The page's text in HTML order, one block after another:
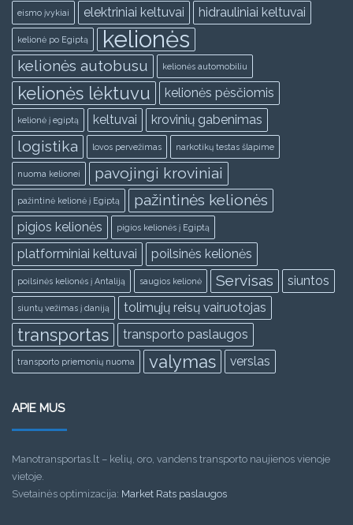
eismo įvykiai elektriniai keltuvai hidrauliniai keltuvai
kelionė po Egiptą kelionės
kelionės autobusu kelionės automobiliu
kelionės lėktuvu kelionės pėsčiomis
kelionė į egiptą keltuvai krovinių gabenimas
logistika lovos pervežimas narkotikų testas šlapime
nuoma kelionei pavojingi kroviniai
pažintinė kelionė į Egiptą pažintinės kelionės
pigios kelionės pigios kelionės į Egiptą
platforminiai keltuvai poilsinės kelionės
poilsinės kelionės į Antaliją saugios kelionė Servisas siuntos
siuntų vežimas į daniją tolimųjų reisų vairuotojas
transportas transporto paslaugos
transporto priemonių nuoma valymas verslas
APIE MUS
Manotransportas.lt – kelių, oro, vandens transporto naujienos vienoje
vietoje.
Svetainės optimizacija: Market Rats paslaugos